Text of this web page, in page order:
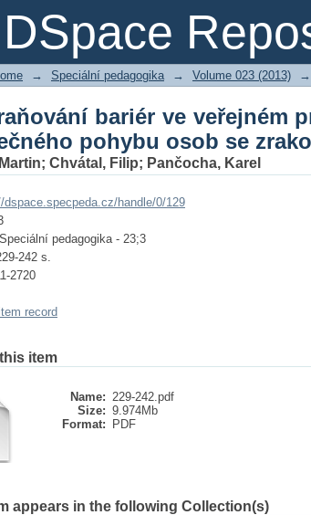
DSpace
bariér ve
zrakovým postižením
→ Speciální pedagogika → Volume 023 (2013) →
bariér ve veřejném
pohybu osob se
; Chvátal, Filip; Pančocha, Karel
dspace.specpeda.cz/handle/0/129
Speciální pedagogika - 23;3
242 s.
2720
record
item
Name: 229-242.pdf
Size: 9.974Mb
Format:
PDF
appears in the following Collection(s)